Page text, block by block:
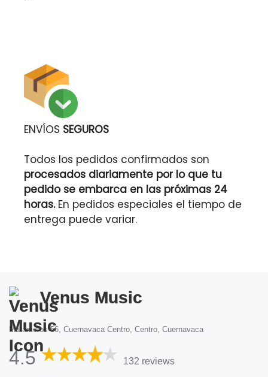
ENVÍOS SEGUROS
Todos los pedidos confirmados son
procesados diariamente por lo que tu
pedido se embarca en las próximas 24
horas.En pedidos especiales el tiempo de
entrega puede variar.
Venus Music
Matamoros 56, Cuernavaca Centro, Centro, Cuernavaca
4.5 132 reviews